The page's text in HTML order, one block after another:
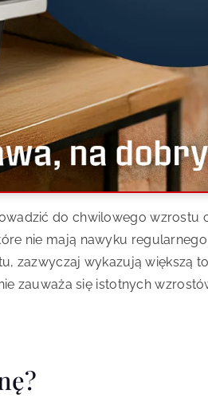
do chwilowego wzrostu
nie mają nawyku
zazwyczaj wykazują większą
zauważa się istotnych